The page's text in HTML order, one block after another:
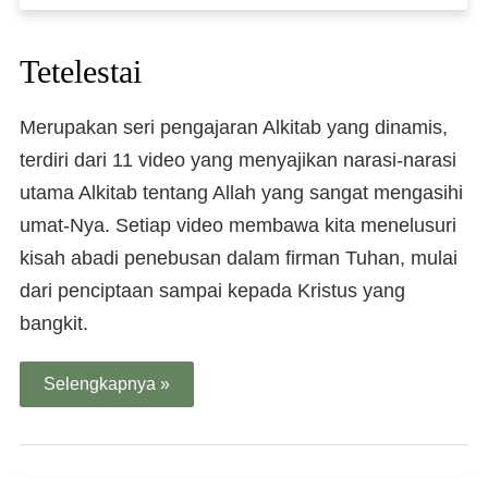
Tetelestai
Merupakan seri pengajaran Alkitab yang dinamis,
terdiri dari 11 video yang menyajikan narasi-narasi
utama Alkitab tentang Allah yang sangat mengasihi
umat-Nya. Setiap video membawa kita menelusuri
kisah abadi penebusan dalam firman Tuhan, mulai
dari penciptaan sampai kepada Kristus yang
bangkit.
Selengkapnya »